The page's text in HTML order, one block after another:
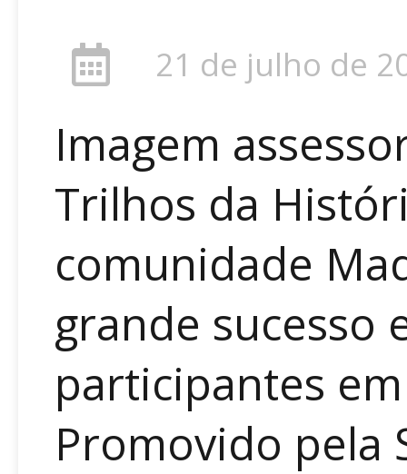
21 de julho de
Imagem
Trilhos da
comunidade
grande sucesso
participantes
Promovido pela